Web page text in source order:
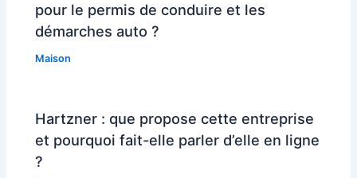
pour le permis de conduire et les
démarches auto ?
Maison
Hartzner : que propose cette entreprise
et pourquoi fait-elle parler d’elle en ligne
?